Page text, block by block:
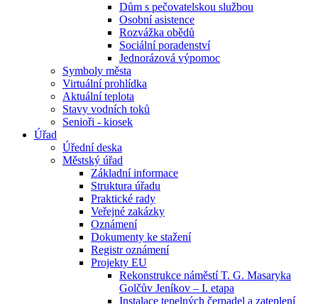
Dům s pečovatelskou službou
Osobní asistence
Rozvážka obědů
Sociální poradenství
Jednorázová výpomoc
Symboly města
Virtuální prohlídka
Aktuální teplota
Stavy vodních toků
Senioři - kiosek
Úřad
Úřední deska
Městský úřad
Základní informace
Struktura úřadu
Praktické rady
Veřejné zakázky
Oznámení
Dokumenty ke stažení
Registr oznámení
Projekty EU
Rekonstrukce náměstí T. G. Masaryka
Golčův Jeníkov – I. etapa
Instalace tepelných čerpadel a zateplení